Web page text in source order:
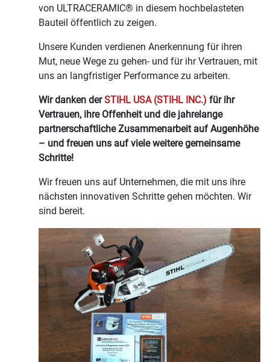
von ULTRACERAMIC® in diesem hochbelasteten
Bauteil öffentlich zu zeigen.
Unsere Kunden verdienen Anerkennung für ihren
Mut, neue Wege zu gehen- und für ihr Vertrauen, mit
uns an langfristiger Performance zu arbeiten.
Wir danken derSTIHL USA (STIHL INC.) für ihr
Vertrauen, ihre Offenheit und die jahrelange
partnerschaftliche Zusammenarbeit auf Augenhöhe
– und freuen uns auf viele weitere gemeinsame
Schritte!
Wir freuen uns auf Unternehmen, die mit uns ihre
nächsten innovativen Schritte gehen möchten. Wir
sind bereit.